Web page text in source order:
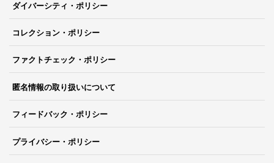
ダイバーシティ・ポリシー
コレクション・ポリシー
ファクトチェック・ポリシー
匿名情報の取り扱いについて
フィードバック・ポリシー
プライバシー・ポリシー